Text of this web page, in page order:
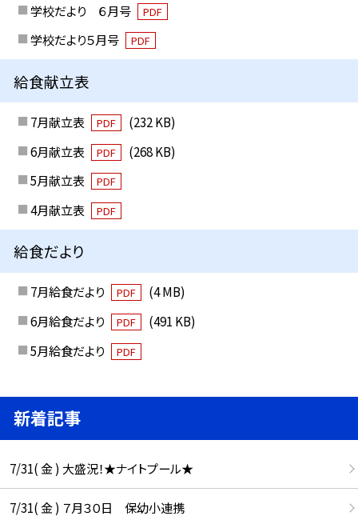
学校だより ６月号
PDF
学校だより５月号 PDF
給食献立表
7月献立表 PDF
(232 KB)
6月献立表
PDF
(268 KB)
5月献立表
PDF
4月献立表 PDF
給食だより
7月給食だより PDF
(4 MB)
6月給食だより
PDF
(491 KB)
5月給食だより
PDF
新着記事
7/31( 金 ) 大盛況！★ナイトプール★
7/31( 金 ) ７月３０日 保幼小連携